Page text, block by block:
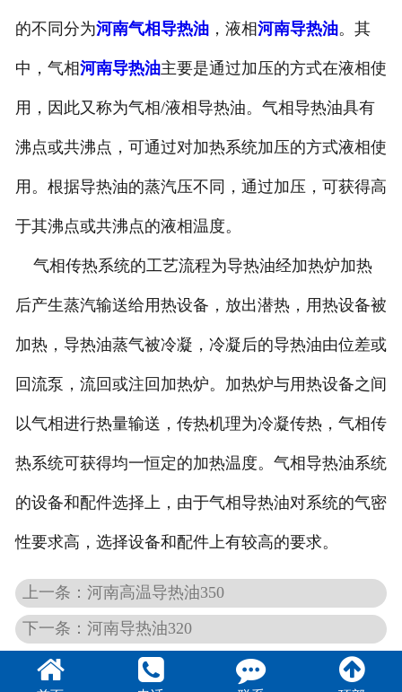
的不同分为河南气相导热油，液相河南导热油。其
中，气相河南导热油主要是通过加压的方式在液相使
用，因此又称为气相/液相导热油。气相导热油具有
沸点或共沸点，可通过对加热系统加压的方式液相使
用。根据导热油的蒸汽压不同，通过加压，可获得高
于其沸点或共沸点的液相温度。
气相传热系统的工艺流程为导热油经加热炉加热
后产生蒸汽输送给用热设备，放出潜热，用热设备被
加热，导热油蒸气被冷凝，冷凝后的导热油由位差或
回流泵，流回或注回加热炉。加热炉与用热设备之间
以气相进行热量输送，传热机理为冷凝传热，气相传
热系统可获得均一恒定的加热温度。气相导热油系统
的设备和配件选择上，由于气相导热油对系统的气密
性要求高，选择设备和配件上有较高的要求。
上一条：河南高温导热油350
下一条：河南导热油320